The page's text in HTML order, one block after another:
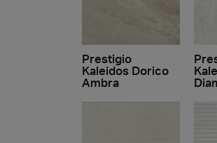
Prestigio
Kaleidos Dorico
Ambra